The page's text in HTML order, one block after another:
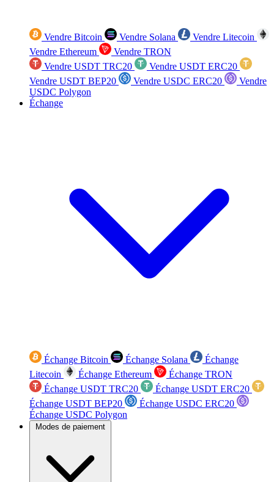
Vendre Bitcoin Vendre Solana
Vendre Litecoin
Vendre Ethereum
Vendre TRON
Vendre USDT TRC20
Vendre USDT ERC20
Vendre USDT BEP20
Vendre USDC ERC20
Vendre
USDC Polygon
Échange
Échange Bitcoin Échange Solana
Échange
Litecoin
Échange Ethereum
Échange TRON
Échange USDT TRC20
Échange USDT ERC20
Échange USDT BEP20
Échange USDC ERC20
Échange USDC Polygon
Modes de paiement